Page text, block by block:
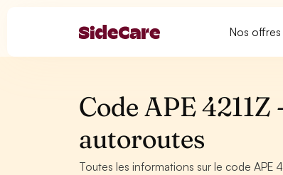
Nos offres
Code APE
autoroutes
Toutes les informations sur le code APE